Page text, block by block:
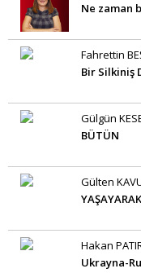
Ne zaman
Fahrettin
Bir Silkiniş
Gülgün
BÜTÜN
Gülten
Hakan
Ukrayna-